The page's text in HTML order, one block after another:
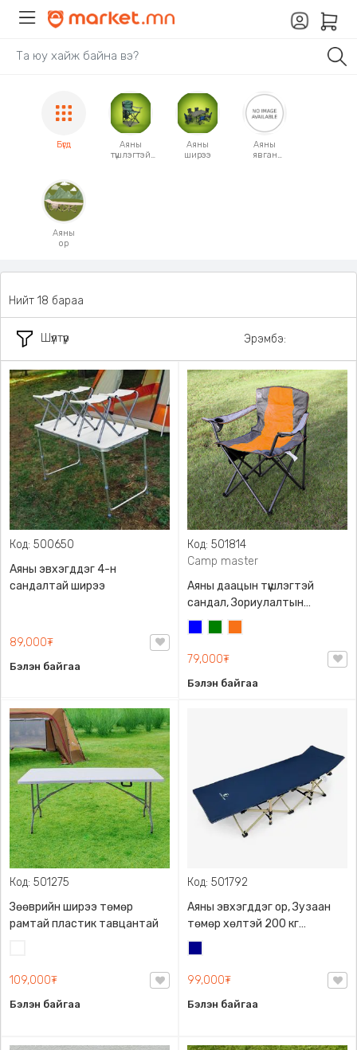
Бүгд
Аяны
түшлэгтэй
Аяны
ширээ
Аяны
явган
Аяны
ор
Шүүлтүүр
Нийт 18 бараа
Эрэмбэ:
Код: 500650
Аяны эвхэгддэг 4-н
сандалтай ширээ
89,000₮
Бэлэн байгаа
Код: 501814
Camp master
Аяны даацын түшлэгтэй
сандал, Зориулалтын
даавуун ууттай, Classic 300,
Camp master, 120кг хүртэлх
даацтай
79,000₮
Бэлэн байгаа
Код: 501275
Зөөврийн ширээ төмөр
рамтай пластик тавцантай
109,000₮
Бэлэн байгаа
Код: 501792
Аяны эвхэгддэг ор, Зузаан
төмөр хөлтэй 200 кг
даацтай, Эдэлгээ удаан,
даац сайтай , 190*70*36 см
99,000₮
Бэлэн байгаа